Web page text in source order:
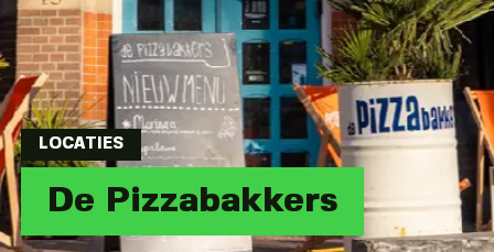
LOCATIES
De Pizzabakkers